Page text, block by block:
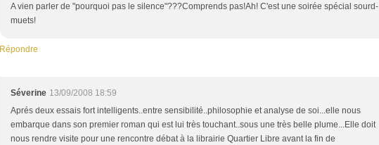
A vien parler de "pourquoi pas le silence"???Comprends pas!Ah! C'est une soirée spécial sourd-
muets!
Répondre
Séverine 13/09/2008 18:59
Aprés deux essais fort intelligents..entre sensibilité..philosophie et analyse de soi...elle nous
embarque dans son premier roman qui est lui très touchant..sous une très belle plume...Elle doit
nous rendre visite pour une rencontre débat à la librairie Quartier Libre avant la fin de